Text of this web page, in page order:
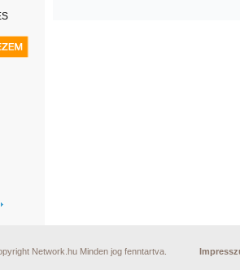
Network.hu Minden jog fenntartva.